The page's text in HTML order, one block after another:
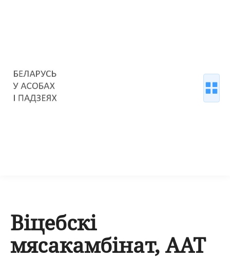
Віцебскі
мясакамбінат, ААТ